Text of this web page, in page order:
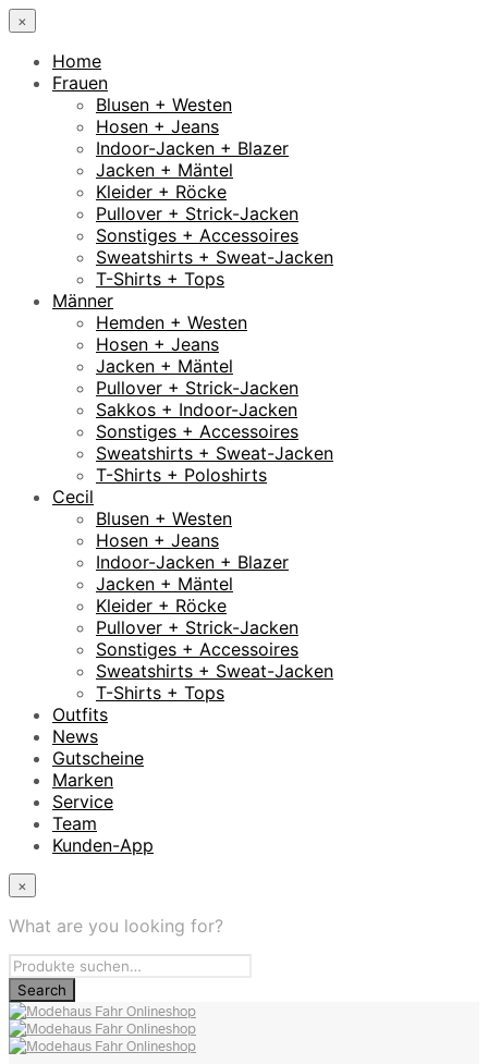
×
Home
Frauen
Blusen + Westen
Hosen + Jeans
Indoor-Jacken + Blazer
Jacken + Mäntel
Kleider + Röcke
Pullover + Strick-Jacken
Sonstiges + Accessoires
Sweatshirts + Sweat-Jacken
T-Shirts + Tops
Männer
Hemden + Westen
Hosen + Jeans
Jacken + Mäntel
Pullover + Strick-Jacken
Sakkos + Indoor-Jacken
Sonstiges + Accessoires
Sweatshirts + Sweat-Jacken
T-Shirts + Poloshirts
Cecil
Blusen + Westen
Hosen + Jeans
Indoor-Jacken + Blazer
Jacken + Mäntel
Kleider + Röcke
Pullover + Strick-Jacken
Sonstiges + Accessoires
Sweatshirts + Sweat-Jacken
T-Shirts + Tops
Outfits
News
Gutscheine
Marken
Service
Team
Kunden-App
×
What are you looking for?